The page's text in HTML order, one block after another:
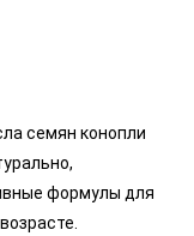
семян конопли
формулы для